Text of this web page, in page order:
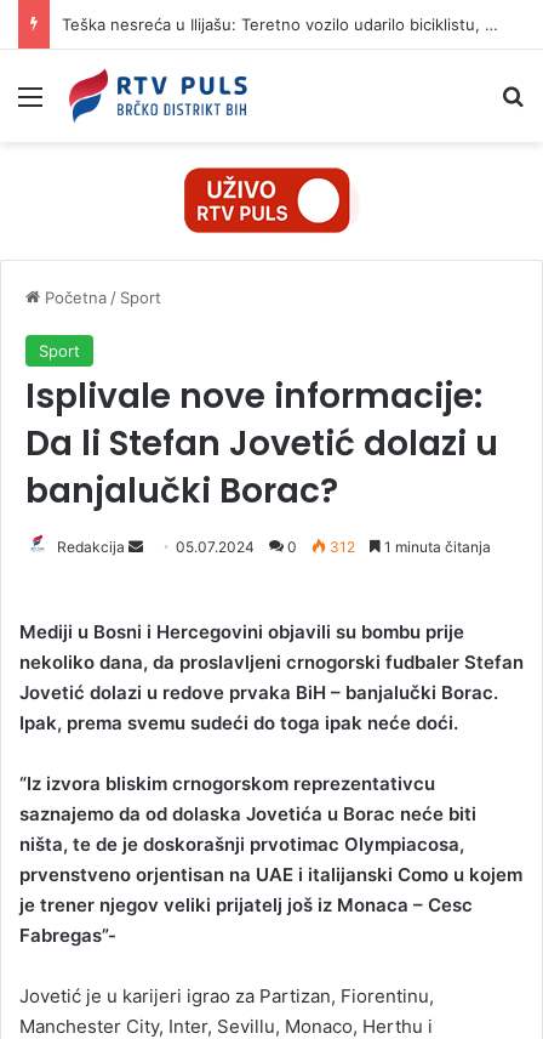
Teška nesreća u Ilijašu: Teretno vozilo udarilo biciklistu, 75-godišnjak zadržan u bolnici
Izbornik
Početna / Sport
Sport
Isplivale nove informacije:
Da li Stefan Jovetić dolazi u
banjalučki Borac?
Redakcija
d
a
n
e
a
l
05.07.2024 0 312 1 minuta čitanja
Mediji u Bosni i Hercegovini objavili su bombu prije
nekoliko dana, da proslavljeni crnogorski fudbaler Stefan
Jovetić dolazi u redove prvaka BiH – banjalučki Borac.
Ipak, prema svemu sudeći do toga ipak neće doći.
“Iz izvora bliskim crnogorskom reprezentativcu
saznajemo da od dolaska Jovetića u Borac neće biti
ništa, te de je doskorašnji prvotimac Olympiacosa,
prvenstveno orjentisan na UAE i italijanski Como u kojem
je trener njegov veliki prijatelj još iz Monaca – Cesc
Fabregas”-
Jovetić je u karijeri igrao za Partizan, Fiorentinu,
Manchester City, Inter, Sevillu, Monaco, Herthu i